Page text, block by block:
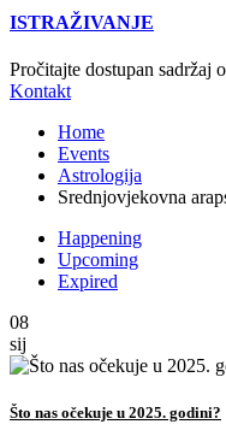
ISTRAŽIVANJE
Pročitajte dostupan sadržaj
Kontakt
Home
Events
Astrologija
Srednjovjekovna
Happening
Upcoming
Expired
08
sij
Što nas očekuje u 2025. godini?